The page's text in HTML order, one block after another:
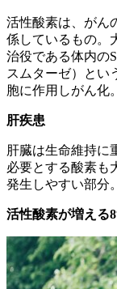
活性酸素は、がん
係しているもの。
治役である体内の
スムターゼ）とい
胞に作用しがん化。
肝疾患
肝臓は生命維持に
必要とする酸素も
発生しやすい部分。
活性酸素が増える